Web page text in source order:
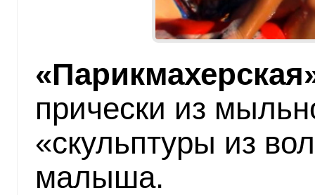
прически из
«скульптуры из
малыша.